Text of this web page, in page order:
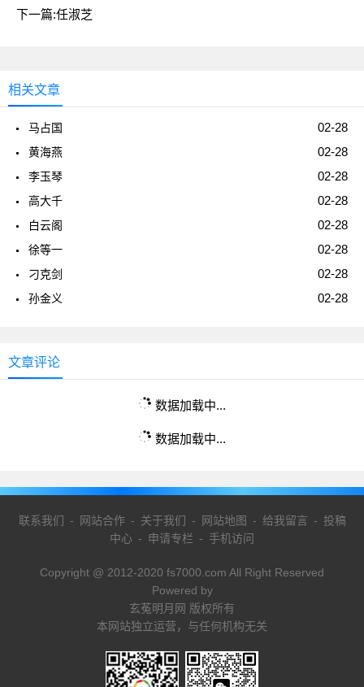
下一篇:任淑芝
相关文章
02-28
马占国
02-28
黄海燕
02-28
李玉琴
02-28
高大千
02-28
白云阁
02-28
徐等一
02-28
刁克剑
02-28
孙金义
文章评论
数据加载中...
数据加载中...
联系我们 - 网站合作- 关于我们 - 网站地图 - 给我留言 - 投稿
中心 - 申请专栏 - 手机访问
Copyright @ 2012-2020 fs7000.com All Right Reserved
Powered by
玄菟明月网 版权所有
本网站独立运营，与任何机构无关